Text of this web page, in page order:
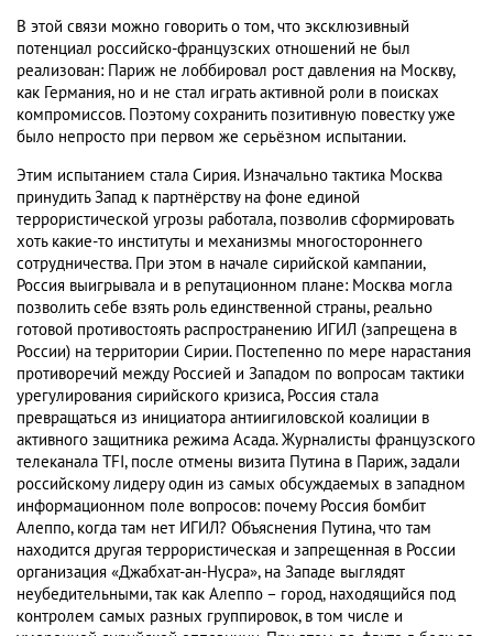
В этой связи можно говорить о том, что эксклюзивный
потенциал российско-французских отношений не был
реализован: Париж не лоббировал рост давления на Москву,
как Германия, но и не стал играть активной роли в поисках
компромиссов. Поэтому сохранить позитивную повестку уже
было непросто при первом же серьёзном испытании.
Этим испытанием стала Сирия. Изначально тактика Москва
принудить Запад к партнёрству на фоне единой
террористической угрозы работала, позволив сформировать
хоть какие-то институты и механизмы многостороннего
сотрудничества. При этом в начале сирийской кампании,
Россия выигрывала и в репутационном плане: Москва могла
позволить себе взять роль единственной страны, реально
готовой противостоять распространению ИГИЛ (запрещена в
России) на территории Сирии. Постепенно по мере нарастания
противоречий между Россией и Западом по вопросам тактики
урегулирования сирийского кризиса, Россия стала
превращаться из инициатора антиигиловской коалиции в
активного защитника режима Асада. Журналисты французского
телеканала TFI, после отмены визита Путина в Париж, задали
российскому лидеру один из самых обсуждаемых в западном
информационном поле вопросов: почему Россия бомбит
Алеппо, когда там нет ИГИЛ? Объяснения Путина, что там
находится другая террористическая и запрещенная в России
организация «Джабхат-ан-Нусра», на Западе выглядят
неубедительными, так как Алеппо – город, находящийся под
контролем самых разных группировок, в том числе и